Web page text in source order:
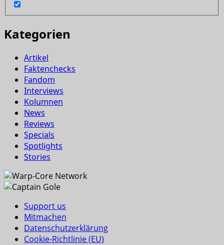
Kategorien
Artikel
Faktenchecks
Fandom
Interviews
Kolumnen
News
Reviews
Specials
Spotlights
Stories
Support us
Mitmachen
Datenschutzerklärung
Cookie-Richtlinie (EU)